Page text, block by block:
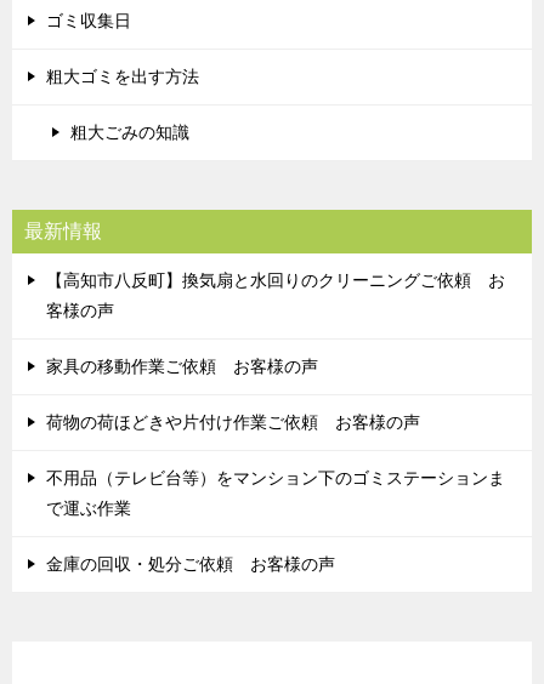
ゴミ収集日
粗大ゴミを出す方法
粗大ごみの知識
最新情報
【高知市八反町】換気扇と水回りのクリーニングご依頼 お
客様の声
家具の移動作業ご依頼 お客様の声
荷物の荷ほどきや片付け作業ご依頼 お客様の声
不用品（テレビ台等）をマンション下のゴミステーションま
で運ぶ作業
金庫の回収・処分ご依頼 お客様の声